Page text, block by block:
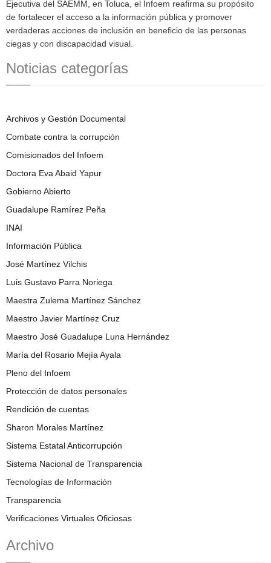
Ejecutiva del SAEMM, en Toluca, el Infoem reafirma su propósito
de fortalecer el acceso a la información pública y promover
verdaderas acciones de inclusión en beneficio de las personas
ciegas y con discapacidad visual.
Noticias categorías
Archivos y Gestión Documental
Combate contra la corrupción
Comisionados del Infoem
Doctora Eva Abaid Yapur
Gobierno Abierto
Guadalupe Ramírez Peña
INAI
Información Pública
José Martínez Vilchis
Luis Gustavo Parra Noriega
Maestra Zulema Martínez Sánchez
Maestro Javier Martínez Cruz
Maestro José Guadalupe Luna Hernández
María del Rosario Mejía Ayala
Pleno del Infoem
Protección de datos personales
Rendición de cuentas
Sharon Morales Martínez
Sistema Estatal Anticorrupción
Sistema Nacional de Transparencia
Tecnologías de Información
Transparencia
Verificaciones Virtuales Oficiosas
Archivo